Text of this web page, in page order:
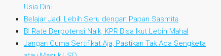
Usia Dini
Belajar Jadi Lebih Seru dengan Papan Sasmita
BI Rate Berpotensi Naik, KPR Bisa Ikut Lebih Mahal
Jangan Cuma Sertifikat Aja, Pastikan Tak Ada Sengketa